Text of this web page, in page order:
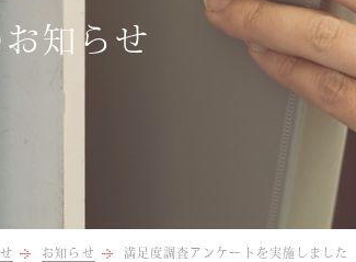
知らせ
お知らせ 満足度調査アンケートを実施しました